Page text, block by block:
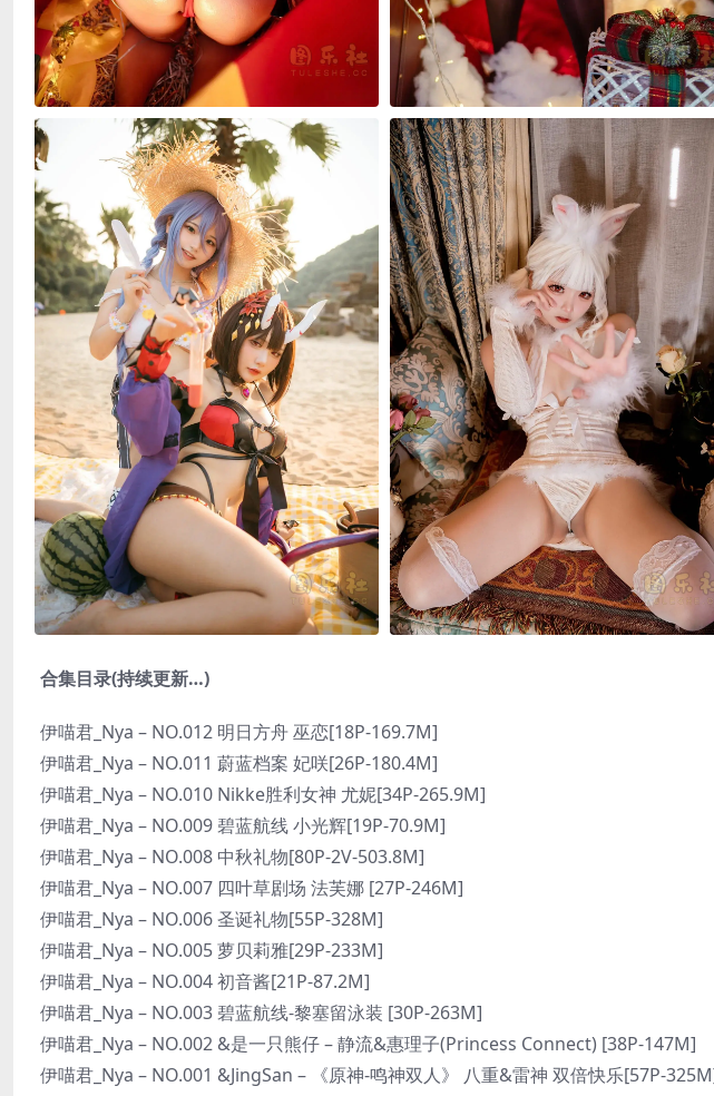
合集目录(持续更新…)
伊喵君_Nya – NO.012 明日方舟 巫恋[18P-169.7M]
伊喵君_Nya – NO.011 蔚蓝档案 妃咲[26P-180.4M]
伊喵君_Nya – NO.010 Nikke胜利女神 尤妮[34P-265.9M]
伊喵君_Nya – NO.009 碧蓝航线 小光辉[19P-70.9M]
伊喵君_Nya – NO.008 中秋礼物[80P-2V-503.8M]
伊喵君_Nya – NO.007 四叶草剧场 法芙娜 [27P-246M]
伊喵君_Nya – NO.006 圣诞礼物[55P-328M]
伊喵君_Nya – NO.005 萝贝莉雅[29P-233M]
伊喵君_Nya – NO.004 初音酱[21P-87.2M]
伊喵君_Nya – NO.003 碧蓝航线-黎塞留泳装 [30P-263M]
伊喵君_Nya – NO.002 &是一只熊仔 – 静流&惠理子(Princess Connect) [38P-147M]
伊喵君_Nya – NO.001 &JingSan – 《原神-鸣神双人》 八重&雷神 双倍快乐[57P-